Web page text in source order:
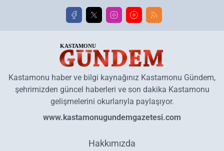
Kastamonu haber ve bilgi kaynağınız Kastamonu Gündem,
şehrimizden güncel haberleri ve son dakika Kastamonu
gelişmelerini okurlarıyla paylaşıyor.
www.kastamonugundemgazetesi.com
Hakkımızda